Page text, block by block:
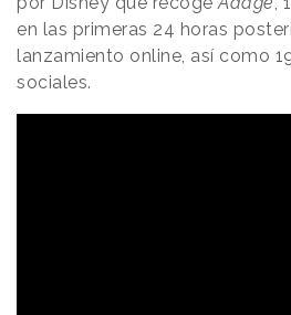
en las primeras 24 horas
lanzamiento online, así como
sociales.